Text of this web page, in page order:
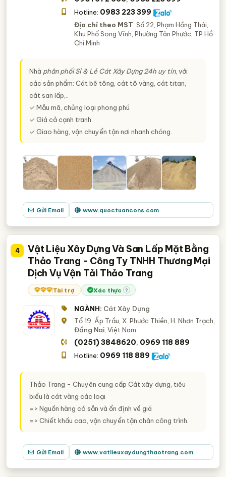
Hotline: 0983 223 399
Địa chỉ theo MST: Số 22, Phạm Hồng Thái,
Khu Phố Song Vĩnh, Phường Tân Phước, TP Hồ
Chí Minh
Nhà phân phối Sỉ & Lẻ Cát Xây Dựng 24h uy tín, với
các sản phẩm: Cát bê tông, cát tô vàng, cát titan,
cát san lấp,..
✓ Mẫu mã, chủng loại phong phú
✓ Giá cả cạnh tranh
✓ Giao hàng, vận chuyển tận nơi nhanh chóng.
Gửi Email www.quoctuancons.com
4
Vật Liệu Xây Dựng Và San Lấp Mặt Bằng
Thảo Trang - Công Ty TNHH Thương Mại
Dịch Vụ Vận Tải Thảo Trang
Tài trợ Xác thực ?
NGÀNH: Cát Xây Dựng
Tổ 19, Ấp Trầu, X. Phước Thiền, H. Nhơn Trạch,
Đồng Nai , Việt Nam
(0251) 3848620, 0969 118 889
Hotline: 0969 118 889
Thảo Trang - Chuyên cung cấp Cát xây dựng, tiêu
biểu là cát vàng các loại
=> Nguồn hàng có sẵn và ổn định về giá
=> Chiết khấu cao, vận chuyển tận chân công trình.
Gửi Email www.vatlieuxaydungthaotrang.com